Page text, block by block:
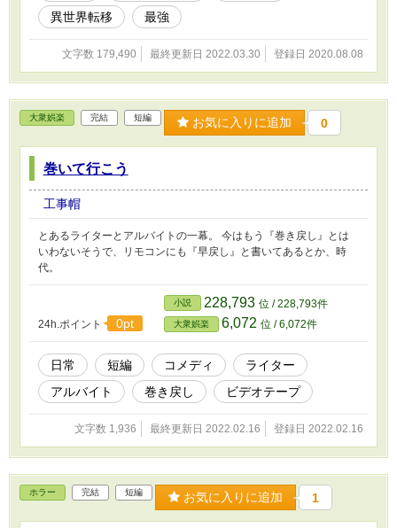
異世界転移
最強
文字数 179,490 最終更新日 2022.03.30 登録日 2020.08.08
大衆娯楽 完結 短編 お気に入りに追加 0
巻いて行こう
工事帽
とあるライターとアルバイトの一幕。 今はもう『巻き戻し』とは
いわないそうで、リモコンにも『早戻し』と書いてあるとか、時
代。
24h.ポイント 0pt
小説 228,793 位 / 228,793件
大衆娯楽 6,072 位 / 6,072件
日常 短編 コメディ
ライター
アルバイト
巻き戻し ビデオテープ
文字数 1,936 最終更新日 2022.02.16 登録日 2022.02.16
ホラー 完結 短編 お気に入りに追加 1